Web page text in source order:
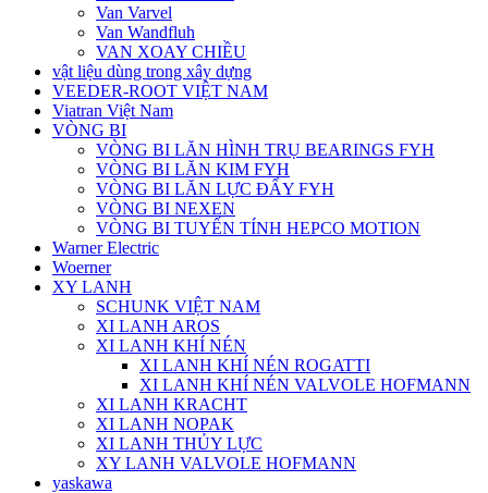
Van Varvel
Van Wandfluh
VAN XOAY CHIỀU
vật liệu dùng trong xây dựng
VEEDER-ROOT VIỆT NAM
Viatran Việt Nam
VÒNG BI
VÒNG BI LĂN HÌNH TRỤ BEARINGS FYH
VÒNG BI LĂN KIM FYH
VÒNG BI LĂN LỰC ĐẨY FYH
VÒNG BI NEXEN
VÒNG BI TUYẾN TÍNH HEPCO MOTION
Warner Electric
Woerner
XY LANH
SCHUNK VIỆT NAM
XI LANH AROS
XI LANH KHÍ NÉN
XI LANH KHÍ NÉN ROGATTI
XI LANH KHÍ NÉN VALVOLE HOFMANN
XI LANH KRACHT
XI LANH NOPAK
XI LANH THỦY LỰC
XY LANH VALVOLE HOFMANN
yaskawa